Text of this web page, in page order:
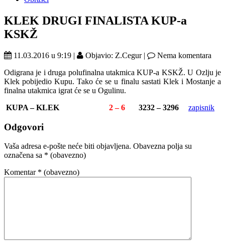
KLEK DRUGI FINALISTA KUP-a
KSKŽ
11.03.2016 u 9:19 | Objavio: Z.Cegur |
Nema komentara
Odigrana je i druga polufinalna utakmica KUP-a KSKŽ. U Ozlju je
Klek pobijedio Kupu. Tako će se u finalu sastati Klek i Mostanje a
finalna utakmica igrat će se u Ogulinu.
KUPA – KLEK
2 – 6 3232 – 3296 zapisnik
Odgovori
Vaša adresa e-pošte neće biti objavljena. Obavezna polja su
označena sa * (obavezno)
Komentar * (obavezno)